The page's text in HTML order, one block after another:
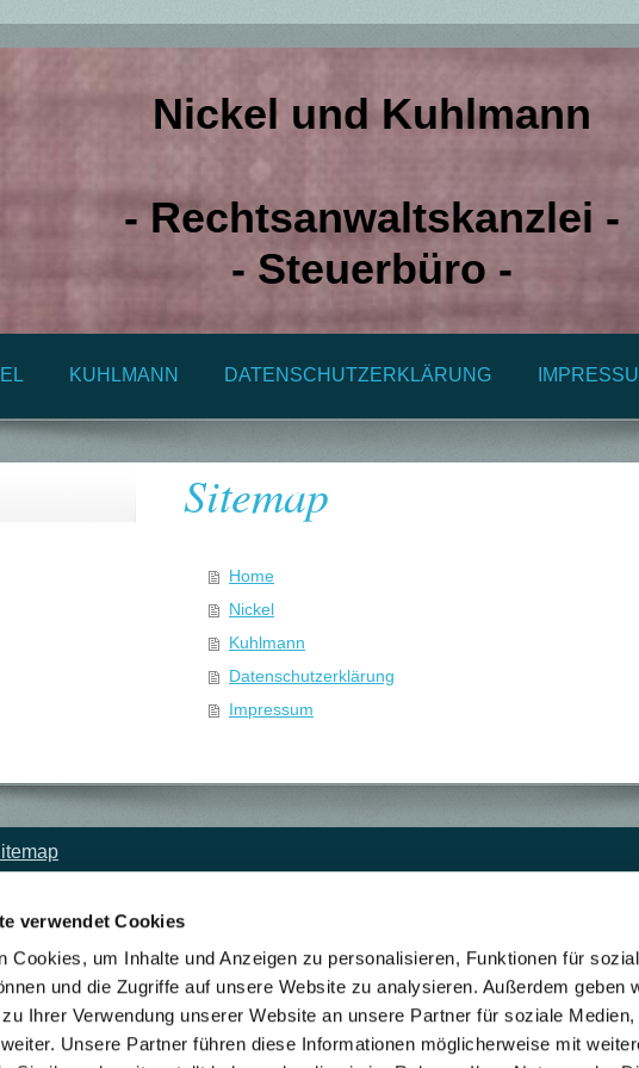
verwendet Cookies
Cookies, um Inhalte und Anzeigen zu personalisieren, Funktionen für
und die Zugriffe auf unsere Website zu analysieren. Außerdem geben
Ihrer Verwendung unserer Website an unsere Partner für soziale Medien,
Unsere Partner führen diese Informationen möglicherweise mit
Nickel und Kuhlmann
- Rechtsanwaltskanzlei -
- Steuerbüro -
KUHLMANN DATENSCHUTZERKLÄRUNG
Sitemap
Home
Nickel
Kuhlmann
Datenschutzerklärung
Impressum